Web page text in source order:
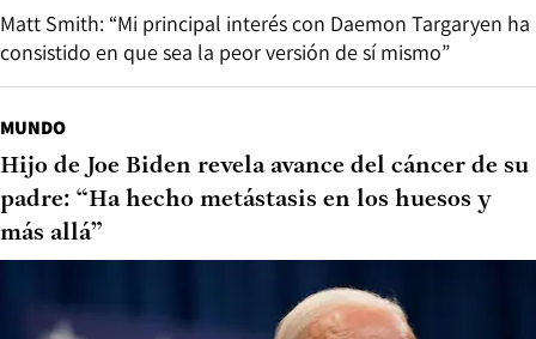
Matt Smith: “Mi principal interés con Daemon Targaryen ha
consistido en que sea la peor versión de sí mismo”
MUNDO
Hijo de Joe Biden revela avance del cáncer de su
padre: “Ha hecho metástasis en los huesos y
más allá”